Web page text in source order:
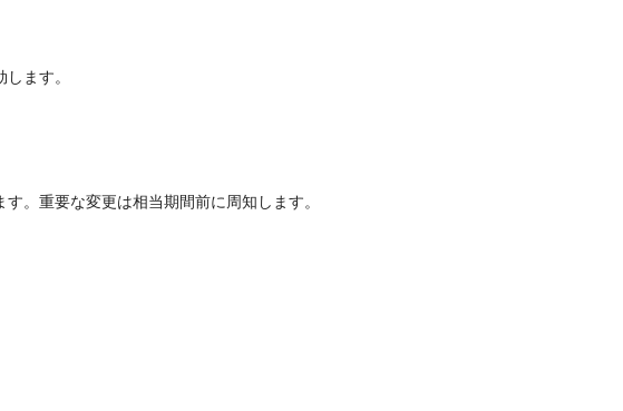
ます。
。重要な変更は相当期間前に周知します。